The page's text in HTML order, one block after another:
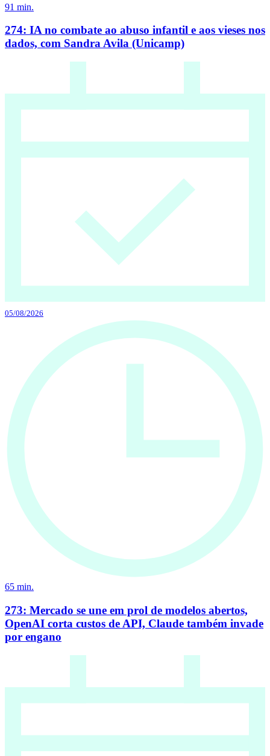
91 min.
274: IA no combate ao abuso infantil e aos vieses nos
dados, com Sandra Avila (Unicamp)
05/08/2026
65 min.
273: Mercado se une em prol de modelos abertos,
OpenAI corta custos de API, Claude também invade
por engano